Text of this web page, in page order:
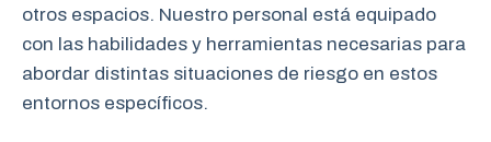
otros espacios. Nuestro personal está equipado
con las habilidades y herramientas necesarias para
abordar distintas situaciones de riesgo en estos
entornos específicos.